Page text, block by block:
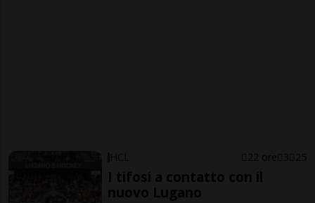
HCL 22 ore 3 25
I tifosi a contatto con il
nuovo Lugano